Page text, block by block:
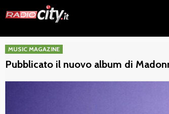
to
MUSIC MAGAZINE
Pubblicato il nuovo album di